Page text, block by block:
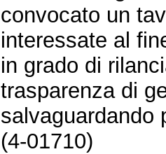
convocato un
interessate al
in grado di
trasparenza di
salvaguardando
(4-01710)